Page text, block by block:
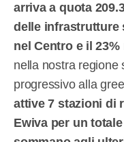
arriva a quota
delle infrastrutture
nel Centro e il
nella nostra regione
progressivo alla
attive 7 stazioni di
Ewiva per un